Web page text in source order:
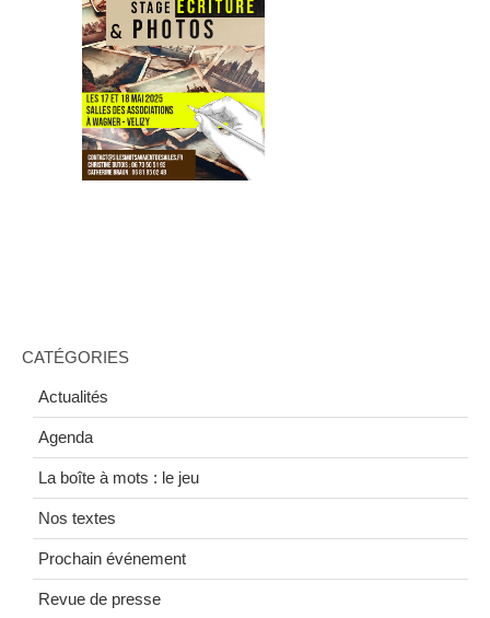
CATÉGORIES
Actualités
Agenda
La boîte à mots : le jeu
Nos textes
Prochain événement
Revue de presse